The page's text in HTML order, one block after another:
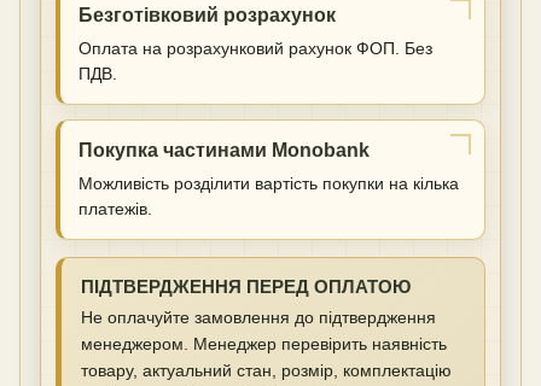
Безготівковий розрахунок
Оплата на розрахунковий рахунок ФОП. Без
ПДВ.
Покупка частинами Monobank
Можливість розділити вартість покупки на кілька
платежів.
ПІДТВЕРДЖЕННЯ ПЕРЕД ОПЛАТОЮ
Не оплачуйте замовлення до підтвердження
менеджером. Менеджер перевірить наявність
товару, актуальний стан, розмір, комплектацію